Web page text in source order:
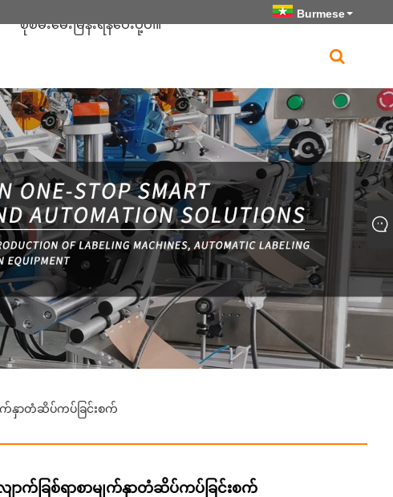
Burmese
စုံစမ်းမေးမြန်းရန်ပေးပို့ပါ။
က်နှာတံဆိပ်ကပ်ခြင်းစက်
က်ခြစ်ရာစာမျက်နှာတံဆိပ်ကပ်ခြင်းစက်